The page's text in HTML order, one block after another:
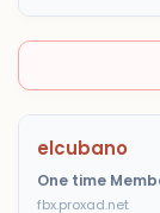
elcubano
One time
fbx.proxad.net